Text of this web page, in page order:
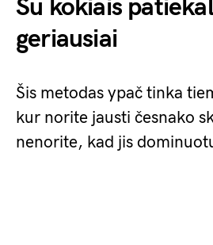
Su kokiais
geriausiai
Šis metodas ypač tinka
kur norite jausti česnako
nenorite, kad jis